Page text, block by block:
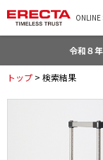
ONLINE
令和８
トップ > 検索結果